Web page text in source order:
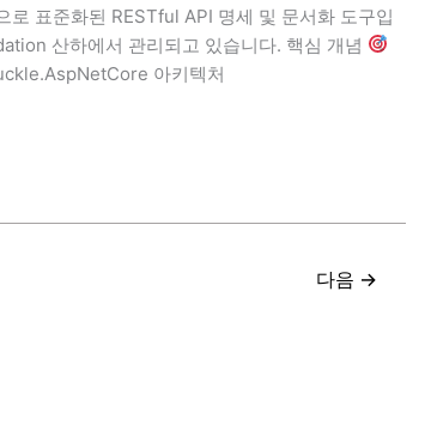
표준화된 RESTful API 명세 및 문서화 도구입
산하에서 관리되고 있습니다. 핵심 개념
아키텍처
다음 →